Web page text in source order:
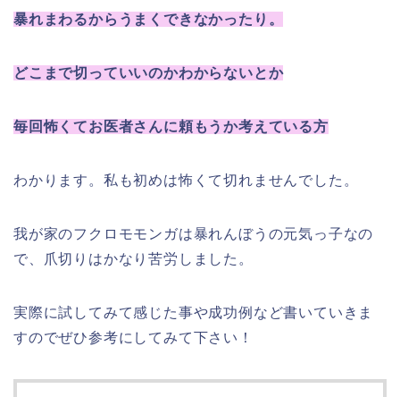
暴れまわるからうまくできなかったり。
どこまで切っていいのかわからないとか
毎回怖くてお医者さんに頼もうか考えている方
わかります。私も初めは怖くて切れませんでした。
我が家のフクロモモンガは暴れんぼうの元気っ子なの
で、爪切りはかなり苦労しました。
実際に試してみて感じた事や成功例など書いていきま
すのでぜひ参考にしてみて下さい！